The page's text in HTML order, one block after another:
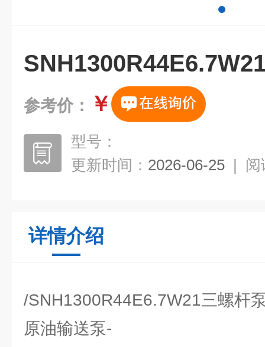
参考价： ￥
型号：
更新时间： 2026-06-25 | 阅
详情介绍
/SNH1300R44E6.7W21三螺杆
原油输送泵-